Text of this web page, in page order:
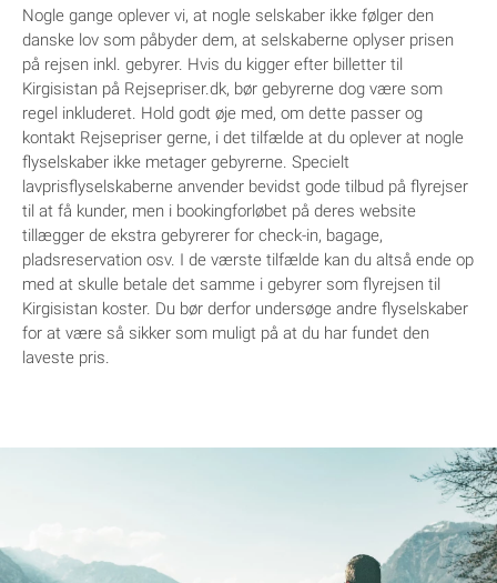
Nogle gange oplever vi, at nogle selskaber ikke følger den
danske lov som påbyder dem, at selskaberne oplyser prisen
på rejsen inkl. gebyrer. Hvis du kigger efter billetter til
Kirgisistan på Rejsepriser.dk, bør gebyrerne dog være som
regel inkluderet. Hold godt øje med, om dette passer og
kontakt Rejsepriser gerne, i det tilfælde at du oplever at nogle
flyselskaber ikke metager gebyrerne. Specielt
lavprisflyselskaberne anvender bevidst gode tilbud på flyrejser
til at få kunder, men i bookingforløbet på deres website
tillægger de ekstra gebyrerer for check-in, bagage,
pladsreservation osv. I de værste tilfælde kan du altså ende op
med at skulle betale det samme i gebyrer som flyrejsen til
Kirgisistan koster. Du bør derfor undersøge andre flyselskaber
for at være så sikker som muligt på at du har fundet den
laveste pris.